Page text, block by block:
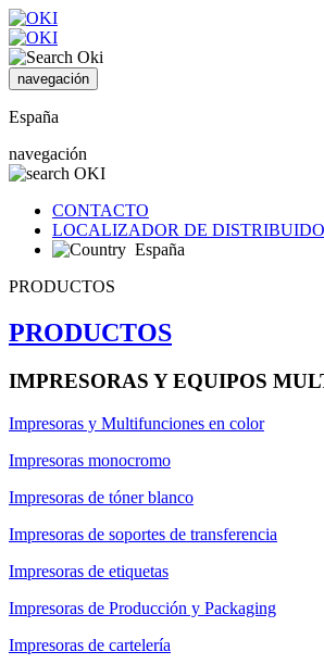
navegación
España
navegación
CONTACTO
LOCALIZADOR DE
España
PRODUCTOS
PRODUCTOS
IMPRESORAS Y EQUIPOS
Impresoras y Multifunciones en color
Impresoras monocromo
Impresoras de tóner blanco
Impresoras de soportes de transferencia
Impresoras de etiquetas
Impresoras de Producción y Packaging
Impresoras de cartelería